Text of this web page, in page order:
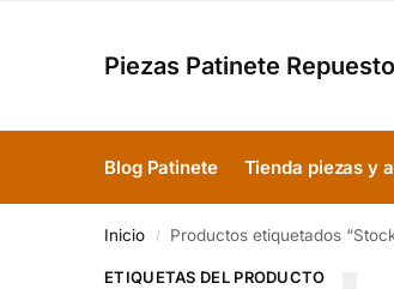
Piezas Patinete
Blog Patinete Tienda piezas y
Inicio / Productos etiquetados
ETIQUETAS DEL PRODUCTO